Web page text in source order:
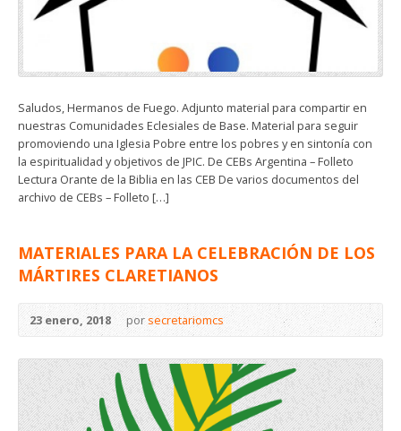
Saludos, Hermanos de Fuego. Adjunto material para compartir en
nuestras Comunidades Eclesiales de Base. Material para seguir
promoviendo una Iglesia Pobre entre los pobres y en sintonía con
la espiritualidad y objetivos de JPIC. De CEBs Argentina – Folleto
Lectura Orante de la Biblia en las CEB De varios documentos del
archivo de CEBs – Folleto […]
MATERIALES PARA LA CELEBRACIÓN DE LOS
MÁRTIRES CLARETIANOS
23 enero, 2018 porsecretariomcs